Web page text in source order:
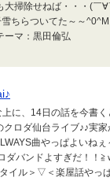
掃除せねば・・・(￣
ちらついてた～～
ーマ：黒田倫弘
に、14日の話を今書
ロダ仙台ライブ♪♪実
曲やっぱよいね
ダバンドよすぎだ！！
イル＞▽＜楽屋話やっ